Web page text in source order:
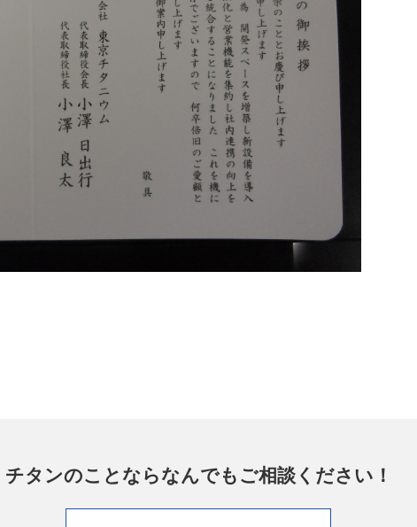
チタンのことならなんでもご相談ください！